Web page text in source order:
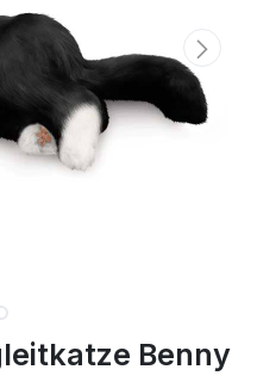
Benny